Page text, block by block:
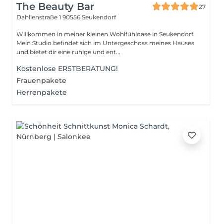
The Beauty Bar
27
Dahlienstraße 1 90556 Seukendorf
Willkommen in meiner kleinen Wohlfühloase in Seukendorf.
Mein Studio befindet sich im Untergeschoss meines Hauses
und bietet dir eine ruhige und ent...
Kostenlose ERSTBERATUNG!
Frauenpakete
Herrenpakete